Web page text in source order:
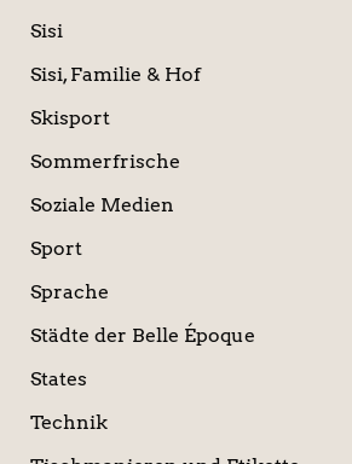
Sisi
Sisi, Familie & Hof
Skisport
Sommerfrische
Soziale Medien
Sport
Sprache
Städte der Belle Époque
States
Technik